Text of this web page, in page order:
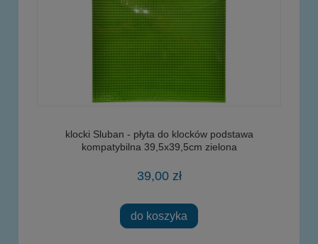
klocki Sluban - płyta do klocków podstawa
kompatybilna 39,5x39,5cm zielona
39,00 zł
do koszyka